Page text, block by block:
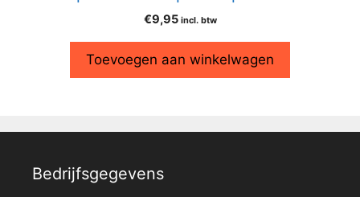
€9,95 incl. btw
Toevoegen aan winkelwagen
Bedrijfsgegevens